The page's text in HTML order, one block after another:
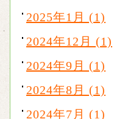
2025年1月 (1)
2024年12月 (1)
2024年9月 (1)
2024年8月 (1)
2024年7月 (1)